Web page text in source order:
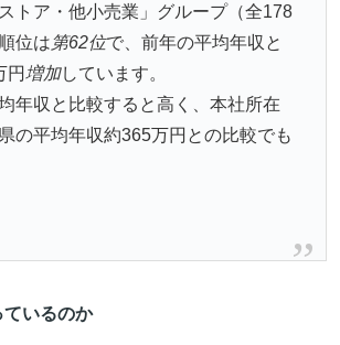
トア・他小売業」グループ（全178
位は第62位で、前年の平均年収と
円増加しています。
年収と比較すると高く、本社所在
の平均年収約365万円との比較でも
いるのか